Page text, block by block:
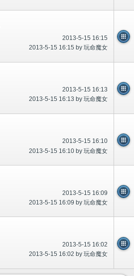
2013-5-15 16:15
2013-5-15 16:15 by 玩命魔女
2013-5-15 16:13
2013-5-15 16:13 by 玩命魔女
2013-5-15 16:10
2013-5-15 16:10 by 玩命魔女
2013-5-15 16:09
2013-5-15 16:09 by 玩命魔女
2013-5-15 16:02
2013-5-15 16:02 by 玩命魔女